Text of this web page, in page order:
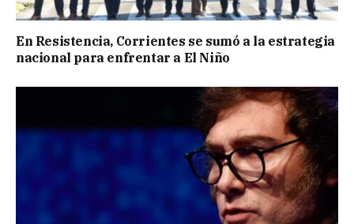
En Resistencia, Corrientes se sumó a la estrategia
nacional para enfrentar a El Niño